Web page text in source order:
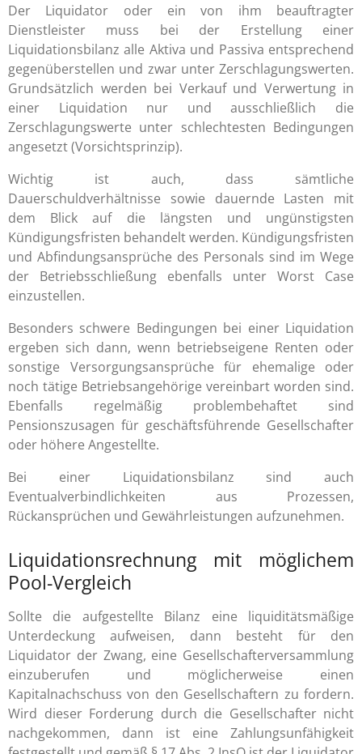
Der Liquidator oder ein von ihm beauftragter
Dienstleister muss bei der Erstellung einer
Liquidationsbilanz alle Aktiva und Passiva entsprechend
gegenüberstellen und zwar unter Zerschlagungswerten.
Grundsätzlich werden bei Verkauf und Verwertung in
einer Liquidation nur und ausschließlich die
Zerschlagungswerte unter schlechtesten Bedingungen
angesetzt (Vorsichtsprinzip).
Wichtig ist auch, dass sämtliche
Dauerschuldverhältnisse sowie dauernde Lasten mit
dem Blick auf die längsten und ungünstigsten
Kündigungsfristen behandelt werden. Kündigungsfristen
und Abfindungsansprüche des Personals sind im Wege
der Betriebsschließung ebenfalls unter Worst Case
einzustellen.
Besonders schwere Bedingungen bei einer Liquidation
ergeben sich dann, wenn betriebseigene Renten oder
sonstige Versorgungsansprüche für ehemalige oder
noch tätige Betriebsangehörige vereinbart worden sind.
Ebenfalls regelmäßig problembehaftet sind
Pensionszusagen für geschäftsführende Gesellschafter
oder höhere Angestellte.
Bei einer Liquidationsbilanz sind auch
Eventualverbindlichkeiten aus Prozessen,
Rückansprüchen und Gewährleistungen aufzunehmen.
Liquidationsrechnung mit möglichem
Pool-Vergleich
Sollte die aufgestellte Bilanz eine liquiditätsmäßige
Unterdeckung aufweisen, dann besteht für den
Liquidator der Zwang, eine Gesellschafterversammlung
einzuberufen und möglicherweise einen
Kapitalnachschuss von den Gesellschaftern zu fordern.
Wird dieser Forderung durch die Gesellschafter nicht
nachgekommen, dann ist eine Zahlungsunfähigkeit